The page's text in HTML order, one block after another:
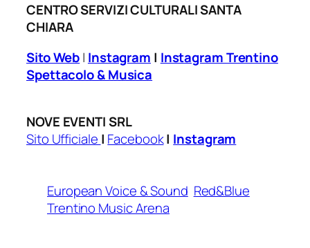
CENTRO SERVIZI CULTURALI SANTA
CHIARA
Sito Web| Instagram | Instagram Trentino
Spettacolo & Musica
NOVE EVENTI SRL
Sito Ufficiale | Facebook| Instagram
European Voice & Sound Red&Blue
Trentino Music Arena